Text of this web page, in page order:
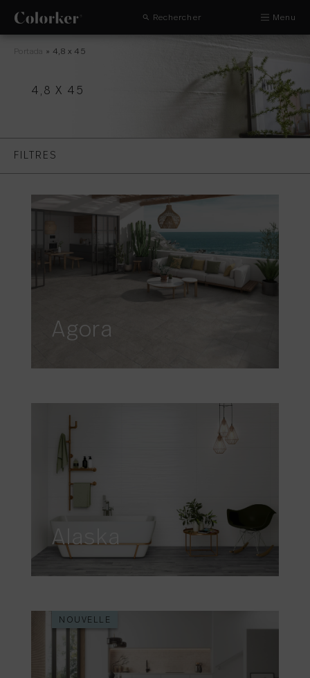
Rechercher Menu
Portada » 4,8 x 45
4,8 X 45
FILTRES
Agora
Alaska
NOUVELLE